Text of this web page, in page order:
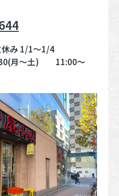
休み 1/1～1/4
月～土) 11:00～